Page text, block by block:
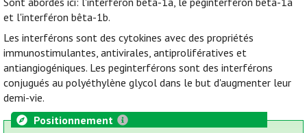
et l'interféron bêta-1b.
Les interférons sont des cytokines avec des propriétés
immunostimulantes, antivirales, antiprolifératives et
antiangiogéniques. Les peginterférons sont des interférons
conjugués au polyéthylène glycol dans le but d'augmenter leur
demi-vie.
Positionnement